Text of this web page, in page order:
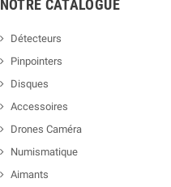
NOTRE CATALOGUE
Détecteurs
Pinpointers
Disques
Accessoires
Drones Caméra
Numismatique
Aimants